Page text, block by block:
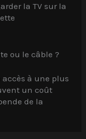
la TV sur la
ou le câble ?
accès à une plus
un coût
de la